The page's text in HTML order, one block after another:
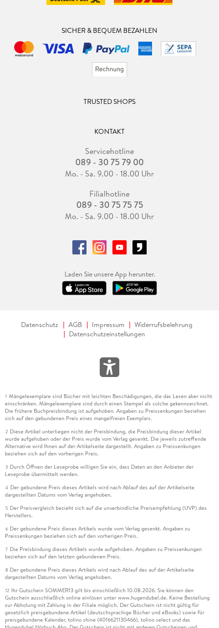
SICHER & BEQUEM BEZAHLEN
TRUSTED SHOPS
KONTAKT
Servicehotline
089 - 30 75 79 00
Mo. - Sa. 9.00 - 18.00 Uhr
Filialhotline
089 - 30 75 75 75
Mo. - Sa. 9.00 - 18.00 Uhr
Laden Sie unsere App herunter.
Datenschutz AGB Impressum
Widerrufsbelehrung
Datenschutzeinstellungen
1 Mängelexemplare sind Bücher mit leichten Beschädigungen, die das Lesen aber nicht
einschränken. Mängelexemplare sind durch einen Stempel als solche gekennzeichnet.
Die frühere Buchpreisbindung ist aufgehoben. Angaben zu Preissenkungen beziehen
sich auf den gebundenen Preis eines mangelfreien Exemplars.
2 Diese Artikel unterliegen nicht der Preisbindung, die Preisbindung dieser Artikel
wurde aufgehoben oder der Preis wurde vom Verlag gesenkt. Die jeweils zutreffende
Alternative wird Ihnen auf der Artikelseite dargestellt. Angaben zu Preissenkungen
beziehen sich auf den vorherigen Preis.
3 Durch Öffnen der Leseprobe willigen Sie ein, dass Daten an den Anbieter der
Leseprobe übermittelt werden.
4 Der gebundene Preis dieses Artikels wird nach Ablauf des auf der Artikelseite
dargestellten Datums vom Verlag angehoben.
5 Der Preisvergleich bezieht sich auf die unverbindliche Preisempfehlung (UVP) des
Herstellers.
6 Der gebundene Preis dieses Artikels wurde vom Verlag gesenkt. Angaben zu
Preissenkungen beziehen sich auf den vorherigen Preis.
7 Die Preisbindung dieses Artikels wurde aufgehoben. Angaben zu Preissenkungen
beziehen sich auf den letzten gebundenen Preis.
8 Der gebundene Preis dieses Artikels wird nach Ablauf des auf der Artikelseite
dargestellten Datums vom Verlag angehoben.
12 Ihr Gutschein SOMMER13 gilt bis einschließlich 10.08.2026. Sie können den
Gutschein ausschließlich online einlösen unter www.hugendubel.de. Keine Bestellung
zur Abholung mit Zahlung in der Filiale möglich. Der Gutschein ist nicht gültig für
gesetzlich preisgebundene Artikel (deutschsprachige Bücher und eBooks) sowie für
preisgebundene Kalender, tolino shine (4016621130466), tolino select und das